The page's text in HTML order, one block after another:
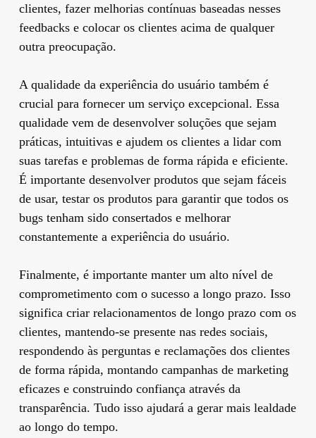
clientes, fazer melhorias contínuas baseadas nesses
feedbacks e colocar os clientes acima de qualquer
outra preocupação.
A qualidade da experiência do usuário também é
crucial para fornecer um serviço excepcional. Essa
qualidade vem de desenvolver soluções que sejam
práticas, intuitivas e ajudem os clientes a lidar com
suas tarefas e problemas de forma rápida e eficiente.
É importante desenvolver produtos que sejam fáceis
de usar, testar os produtos para garantir que todos os
bugs tenham sido consertados e melhorar
constantemente a experiência do usuário.
Finalmente, é importante manter um alto nível de
comprometimento com o sucesso a longo prazo. Isso
significa criar relacionamentos de longo prazo com os
clientes, mantendo-se presente nas redes sociais,
respondendo às perguntas e reclamações dos clientes
de forma rápida, montando campanhas de marketing
eficazes e construindo confiança através da
transparência. Tudo isso ajudará a gerar mais lealdade
ao longo do tempo.